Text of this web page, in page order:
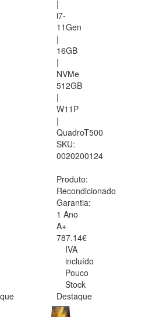
|
i7-
11Gen
|
16GB
|
NVMe
512GB
|
W11P
|
QuadroT500
SKU:
0020200124
Produto:
Recondicionado
Garantia:
1 Ano
A+
787.14€
IVA
incluído
Pouco
Stock
Destaque